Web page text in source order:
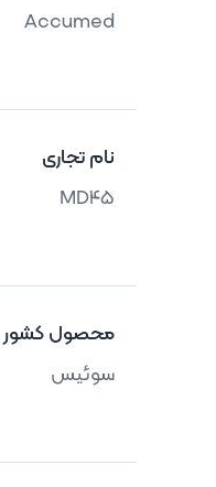
Accumed
نام تجاری
MD45
محصول کشور
سوئیس